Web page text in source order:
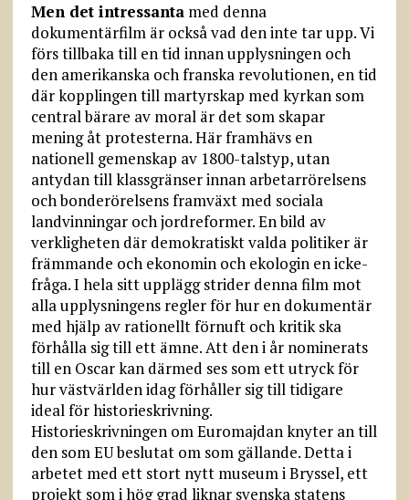
Men det intressantamed denna
dokumentärfilm är också vad den inte tar upp. Vi
förs tillbaka till en tid innan upplysningen och
den amerikanska och franska revolutionen, en tid
där kopplingen till martyrskap med kyrkan som
central bärare av moral är det som skapar
mening åt protesterna. Här framhävs en
nationell gemenskap av 1800-talstyp, utan
antydan till klassgränser innan arbetarrörelsens
och bonderörelsens framväxt med sociala
landvinningar och jordreformer. En bild av
verkligheten där demokratiskt valda politiker är
främmande och ekonomin och ekologin en icke-
fråga. I hela sitt upplägg strider denna film mot
alla upplysningens regler för hur en dokumentär
med hjälp av rationellt förnuft och kritik ska
förhålla sig till ett ämne. Att den i år nominerats
till en Oscar kan därmed ses som ett utryck för
hur västvärlden idag förhåller sig till tidigare
ideal för historieskrivning.
Historieskrivningen om Euromajdan knyter an till
den som EU beslutat om som gällande. Detta i
arbetet med ett stort nytt museum i Bryssel, ett
projekt som i hög grad liknar svenska statens